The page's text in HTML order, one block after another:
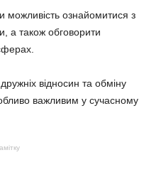
можливість ознайомитися з
а також обговорити
відносин та обміну
важливим у сучасному